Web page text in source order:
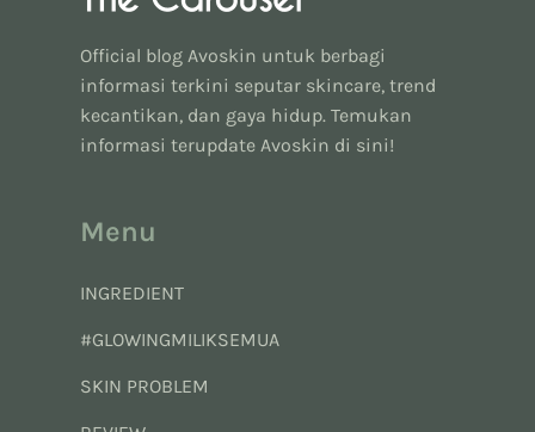
Official blog Avoskin untuk berbagi
informasi terkini seputar skincare, trend
kecantikan, dan gaya hidup. Temukan
informasi terupdate Avoskin di sini!
Menu
INGREDIENT
#GLOWINGMILIKSEMUA
SKIN PROBLEM